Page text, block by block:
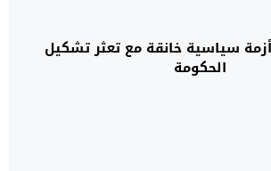
سياسية خانقة مع تعثر تشكيل
الحكومة